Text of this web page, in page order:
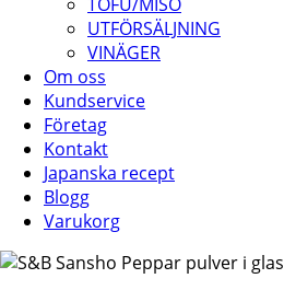
UTFÖRSÄLJNING
VINÄGER
Om oss
Kundservice
Företag
Kontakt
Japanska recept
Blogg
Varukorg